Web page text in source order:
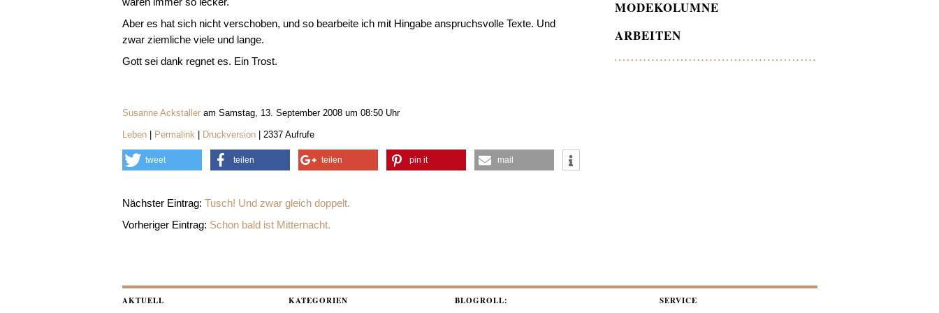
Aber es hat sich nicht verschoben, und so bearbeite ich mit Hingabe anspruchsvolle Texte. Und
zwar ziemliche viele und lange.
Gott sei dank regnet es. Ein Trost.
Susanne Ackstalleram Samstag, 13. September 2008 um 08:50 Uhr
Leben Permalink| Druckversion| 2337 Aufrufe
tweet teilen teilen pin it mail
Nächster Eintrag: Tusch! Und zwar gleich doppelt.
Vorheriger Eintrag: Schon bald ist Mitternacht.
MODEKOLUMNE
ARBEITEN
AKTUELL KATEGORIEN BLOGROLL: SERVICE